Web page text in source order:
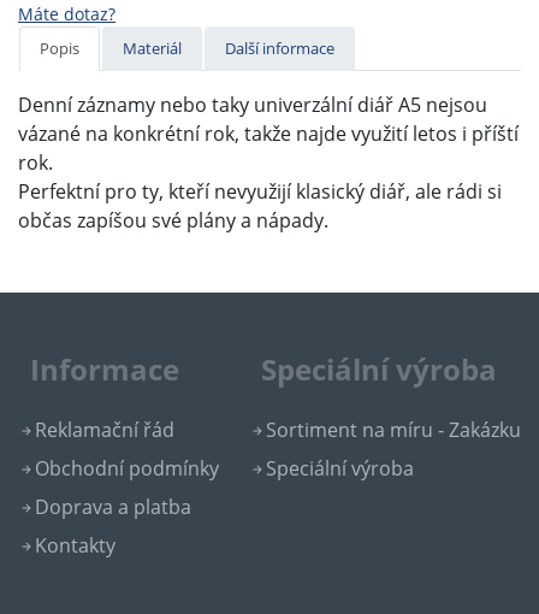
Máte dotaz?
Popis Materiál Další informace
Denní záznamy nebo taky univerzální diář A5 nejsou
vázané na konkrétní rok, takže najde využití letos i příští
rok.
Perfektní pro ty, kteří nevyužijí klasický diář, ale rádi si
občas zapíšou své plány a nápady.
Informace
Reklamační řád
Obchodní podmínky
Doprava a platba
Kontakty
Speciální výroba
Sortiment na míru - Zakázku
Speciální výroba